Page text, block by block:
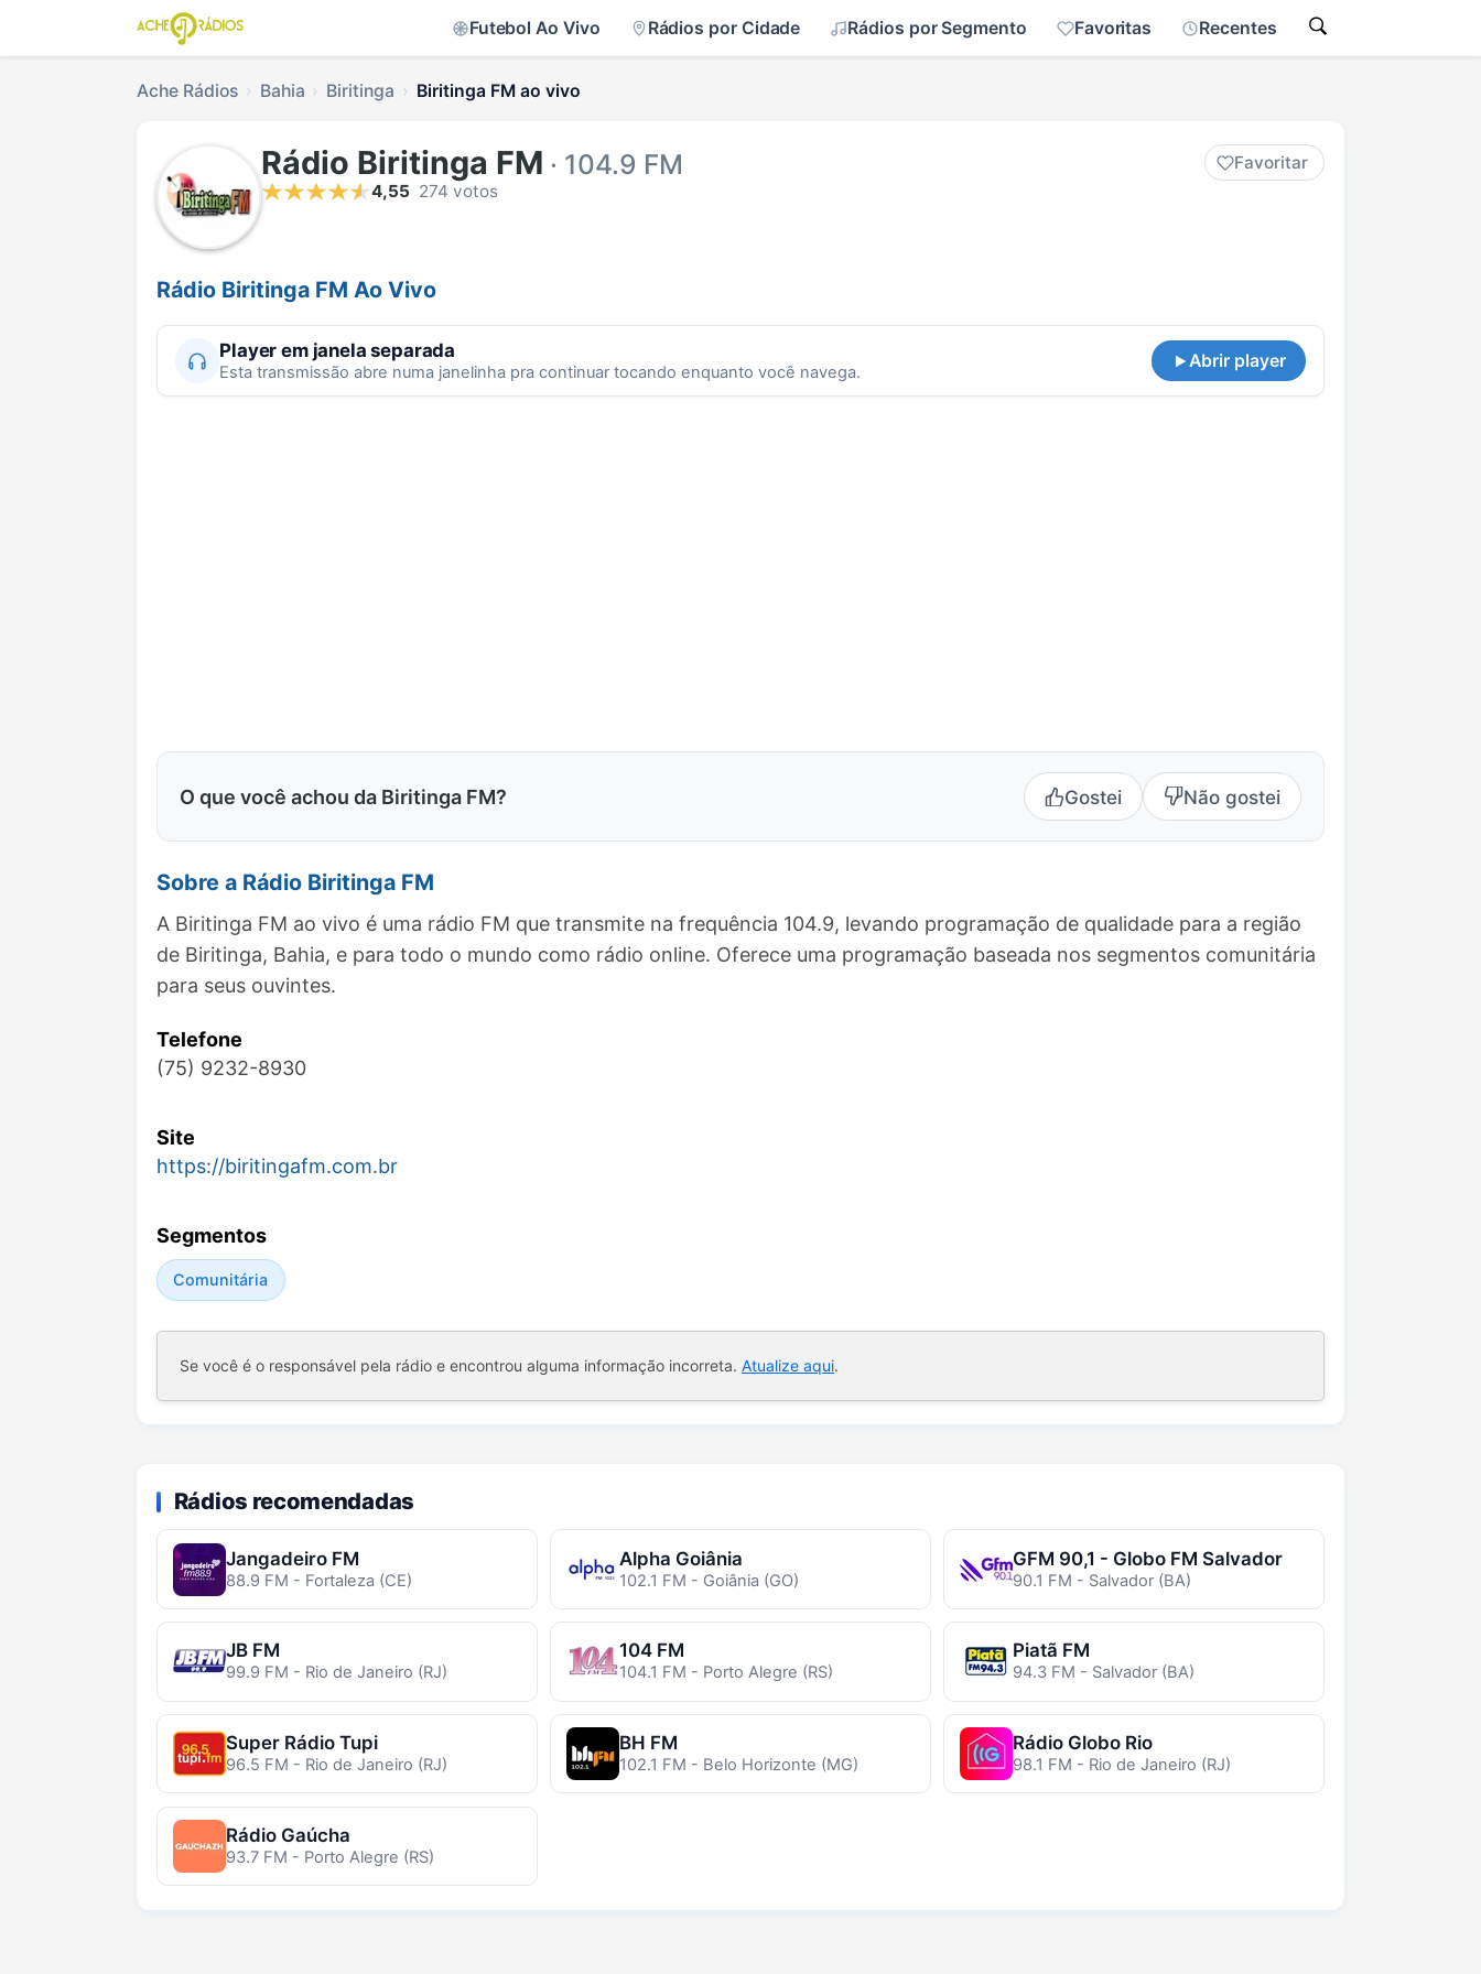
Futebol Ao Vivo Rádios por Cidade Rádios por Segmento Favoritas Recentes
Ache Rádios Bahia Biritinga Biritinga FM ao vivo
Rádio Biritinga FM · 104.9 FM
Favoritar
4,55 274 votos
Rádio Biritinga FM Ao Vivo
Player em janela separada
Esta transmissão abre numa janelinha pra continuar tocando enquanto você navega.
Abrir player
O que você achou da Biritinga FM? Gostei Não gostei
Sobre a Rádio Biritinga FM
A Biritinga FM ao vivo é uma rádio FM que transmite na frequência 104.9, levando programação de qualidade para a região
de Biritinga, Bahia, e para todo o mundo como rádio online. Oferece uma programação baseada nos segmentos comunitária
para seus ouvintes.
Telefone
(75) 9232-8930
Site
https://biritingafm.com.br
Segmentos
Comunitária
Se você é o responsável pela rádio e encontrou alguma informação incorreta. Atualize aqui.
Rádios recomendadas
Jangadeiro FM
88.9 FM - Fortaleza (CE)
Alpha Goiânia
102.1 FM - Goiânia (GO)
GFM 90,1 - Globo FM Salvador
90.1 FM - Salvador (BA)
JB FM
99.9 FM - Rio de Janeiro (RJ)
104 FM
104.1 FM - Porto Alegre (RS)
Piatã FM
94.3 FM - Salvador (BA)
Super Rádio Tupi
96.5 FM - Rio de Janeiro (RJ)
BH FM
102.1 FM - Belo Horizonte (MG)
Rádio Globo Rio
98.1 FM - Rio de Janeiro (RJ)
Rádio Gaúcha
93.7 FM - Porto Alegre (RS)